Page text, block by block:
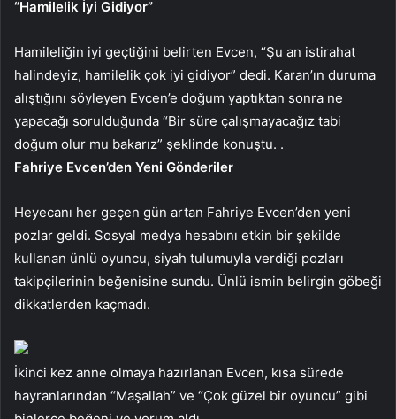
“Hamilelik İyi Gidiyor”
Hamileliğin iyi geçtiğini belirten Evcen, “Şu an istirahat
halindeyiz, hamilelik çok iyi gidiyor” dedi. Karan’ın duruma
alıştığını söyleyen Evcen’e doğum yaptıktan sonra ne
yapacağı sorulduğunda “Bir süre çalışmayacağız tabi
doğum olur mu bakarız” şeklinde konuştu. .
Fahriye Evcen’den Yeni Gönderiler
Heyecanı her geçen gün artan Fahriye Evcen’den yeni
pozlar geldi. Sosyal medya hesabını etkin bir şekilde
kullanan ünlü oyuncu, siyah tulumuyla verdiği pozları
takipçilerinin beğenisine sundu. Ünlü ismin belirgin göbeği
dikkatlerden kaçmadı.
İkinci kez anne olmaya hazırlanan Evcen, kısa sürede
hayranlarından “Maşallah” ve “Çok güzel bir oyuncu” gibi